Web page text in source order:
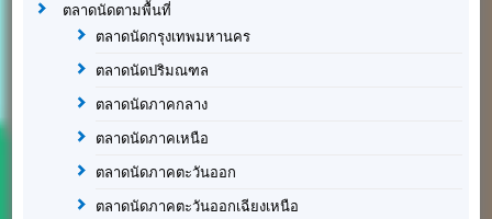
ตลาดนัดตามพื้นที่
ตลาดนัดกรุงเทพมหานคร
ตลาดนัดปริมณฑล
ตลาดนัดภาคกลาง
ตลาดนัดภาคเหนือ
ตลาดนัดภาคตะวันออก
ตลาดนัดภาคตะวันออกเฉียงเหนือ